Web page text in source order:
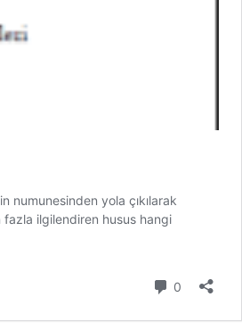
numunesinden yola çıkılarak
fazla ilgilendiren husus hangi
0 Yorum